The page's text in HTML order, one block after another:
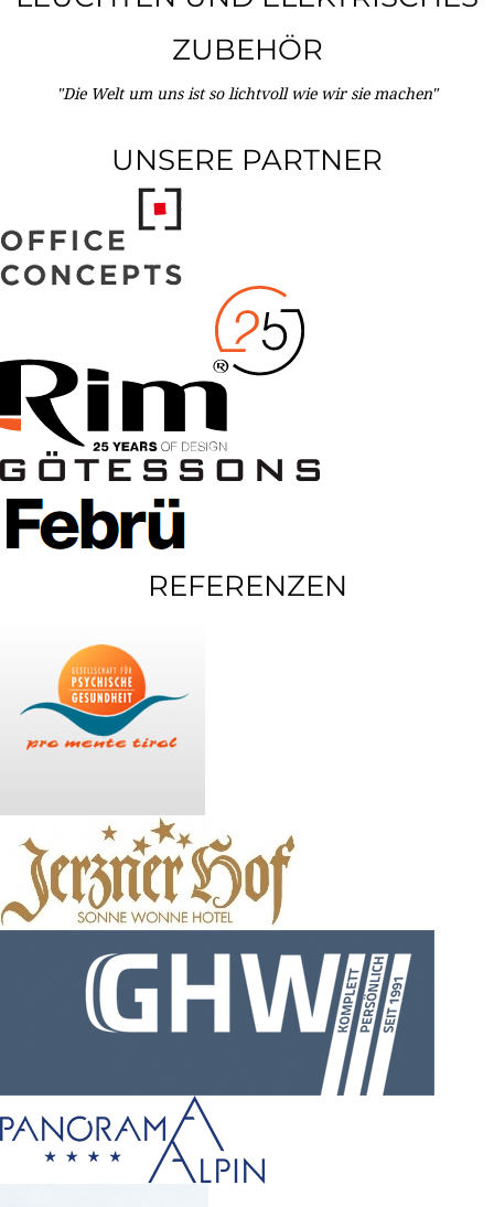
ZUBEHÖR
"Die Welt um uns ist so lichtvoll wie wir sie machen"
UNSERE PARTNER
REFERENZEN